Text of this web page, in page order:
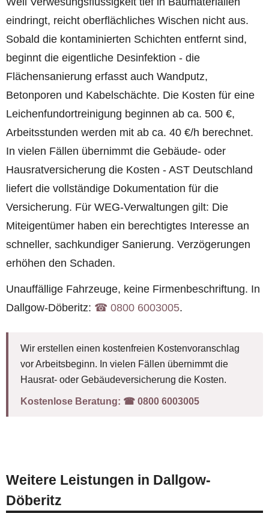
eindringt, reicht oberflächliches Wischen nicht aus.
Sobald die kontaminierten Schichten entfernt sind,
beginnt die eigentliche Desinfektion - die
Flächensanierung erfasst auch Wandputz,
Betonporen und Kabelschächte. Die Kosten für eine
Leichenfundortreinigung beginnen ab ca. 500 €,
Arbeitsstunden werden mit ab ca. 40 €/h berechnet.
In vielen Fällen übernimmt die Gebäude- oder
Hausratversicherung die Kosten - AST Deutschland
liefert die vollständige Dokumentation für die
Versicherung. Für WEG-Verwaltungen gilt: Die
Miteigentümer haben ein berechtigtes Interesse an
schneller, sachkundiger Sanierung. Verzögerungen
erhöhen den Schaden.
Unauffällige Fahrzeuge, keine Firmenbeschriftung. In
Dallgow-Döberitz: ☎︎ 0800 6003005.
Wir erstellen einen kostenfreien Kostenvoranschlag
vor Arbeitsbeginn. In vielen Fällen übernimmt die
Hausrat- oder Gebäudeversicherung die Kosten.
Kostenlose Beratung: ☎︎ 0800 6003005
Weitere Leistungen in Dallgow-
Döberitz